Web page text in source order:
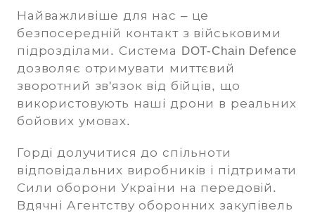
Найважливіше для нас – це
безпосередній контакт з військовими
підрозділами. Система DOT-Chain Defence
дозволяє отримувати миттєвий
зворотний зв'язок від бійців, що
використовують наші дрони в реальних
бойових умовах.
Горді долучитися до спільноти
відповідальних виробників і підтримати
Сили оборони України на передовій.
Вдячні Агентству оборонних закупівель